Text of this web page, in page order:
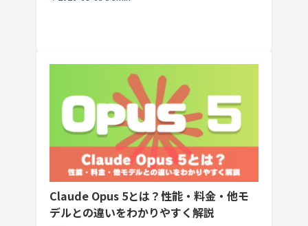
Claude Opus 5とは？性能・料金・他モ
デルとの違いをわかりやすく解説